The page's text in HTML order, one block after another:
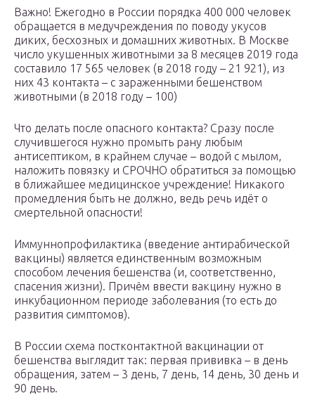
Важно! Ежегодно в России порядка 400 000 человек
обращается в медучреждения по поводу укусов
диких, бесхозных и домашних животных. В Москве
число укушенных животными за 8 месяцев 2019 года
составило 17 565 человек (в 2018 году – 21 921), из
них 43 контакта – с зараженными бешенством
животными (в 2018 году – 100)
Что делать после опасного контакта? Сразу после
случившегося нужно промыть рану любым
антисептиком, в крайнем случае – водой с мылом,
наложить повязку и СРОЧНО обратиться за помощью
в ближайшее медицинское учреждение! Никакого
промедления быть не должно, ведь речь идёт о
смертельной опасности!
Иммуннопрофилактика (введение антирабической
вакцины) является единственным возможным
способом лечения бешенства (и, соответственно,
спасения жизни). Причём ввести вакцину нужно в
инкубационном периоде заболевания (то есть до
развития симптомов).
В России схема постконтактной вакцинации от
бешенства выглядит так: первая прививка – в день
обращения, затем – 3 день, 7 день, 14 день, 30 день и
90 день.